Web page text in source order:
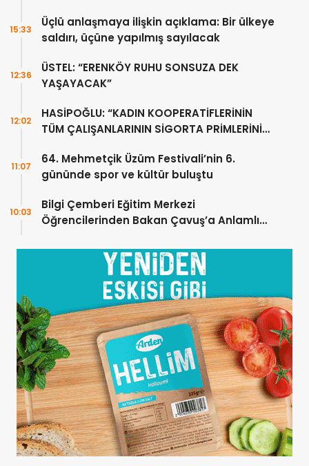
Üçlü anlaşmaya ilişkin açıklama: Bir ülkeye
saldırı, üçüne yapılmış sayılacak
15:33
ÜSTEL: “ERENKÖY RUHU SONSUZA DEK
YAŞAYACAK”
12:36
HASİPOĞLU: “KADIN KOOPERATİFLERİNİN
TÜM ÇALIŞANLARININ SİGORTA PRİMLERİNİ
12:02
64. Mehmetçik Üzüm Festivali’nin 6.
gününde spor ve kültür buluştu
11:07
Bilgi Çemberi Eğitim Merkezi
Öğrencilerinden Bakan Çavuş’a Anlamlı
10:03